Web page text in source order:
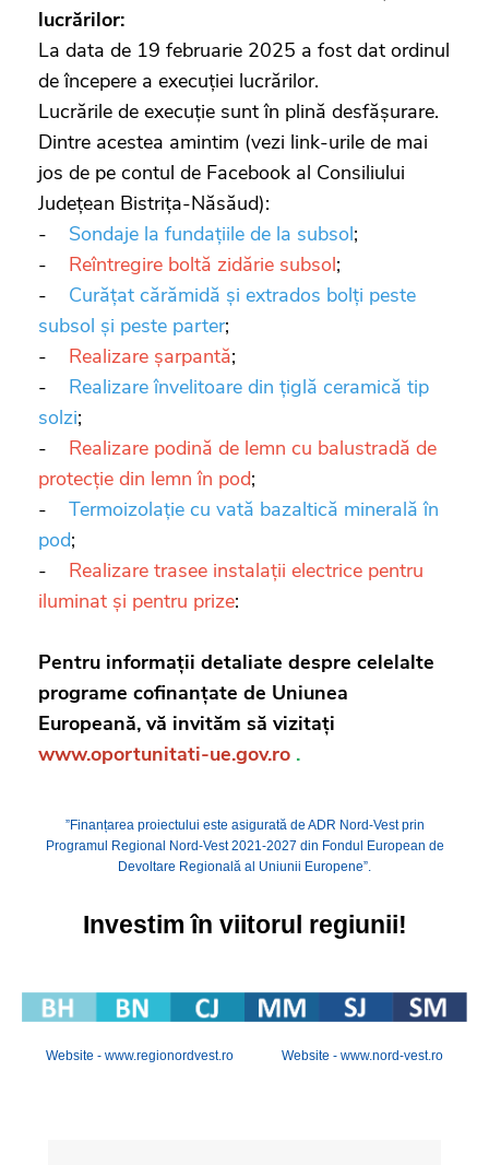
lucrărilor:
La data de 19 februarie 2025 a fost dat ordinul
de începere a execuției lucrărilor.
Lucrările de execuție sunt în plină desfășurare.
Dintre acestea amintim (vezi link-urile de mai
jos de pe contul de Facebook al Consiliului
Județean Bistrița-Năsăud):
- Sondaje la fundațiile de la subsol;
- Reîntregire boltă zidărie subsol;
- Curățat cărămidă și extrados bolți peste
subsol și peste parter;
- Realizare șarpantă;
- Realizare învelitoare din țiglă ceramică tip
solzi;
- Realizare podină de lemn cu balustradă de
protecție din lemn în pod;
- Termoizolație cu vată bazaltică minerală în
pod;
- Realizare trasee instalații electrice pentru
iluminat și pentru prize:
Pentru informații detaliate despre celelalte
programe cofinanțate de Uniunea
Europeană, vă invităm să vizitați
www.oportunitati-ue.gov.ro .
”Finanțarea proiectului este asigurată de ADR Nord-Vest prin
Programul Regional Nord-Vest 2021-2027 din Fondul European de
Devoltare Regională al Uniunii Europene”.
Investim în viitorul regiunii!
Website - www.regionordvest.ro Website - www.nord-vest.ro